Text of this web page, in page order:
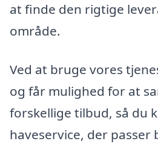
at finde den rigtige
område.
Ved at bruge vores
og får mulighed for at
forskellige tilbud, så du
haveservice, der passer